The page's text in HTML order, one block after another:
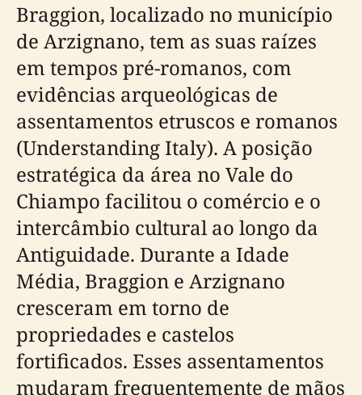
Braggion, localizado no município
de Arzignano, tem as suas raízes
em tempos pré-romanos, com
evidências arqueológicas de
assentamentos etruscos e romanos
(Understanding Italy). A posição
estratégica da área no Vale do
Chiampo facilitou o comércio e o
intercâmbio cultural ao longo da
Antiguidade. Durante a Idade
Média, Braggion e Arzignano
cresceram em torno de
propriedades e castelos
fortificados. Esses assentamentos
mudaram frequentemente de mãos